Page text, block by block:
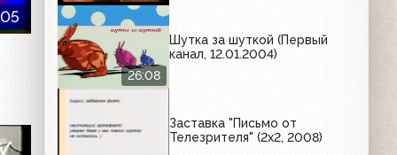
Valio, Infiniti
26:08
Шутка за шуткой (Первый
канал, 12.01.2004)
Заставка "Письмо от
Телезрителя" (2х2, 2008)